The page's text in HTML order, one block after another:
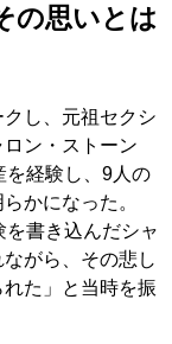
の思いとは
し、元祖セクシ
ン・ストーン
を経験し、9人の
かになった。
書き込んだシャ
がら、その悲し
た」と当時を振